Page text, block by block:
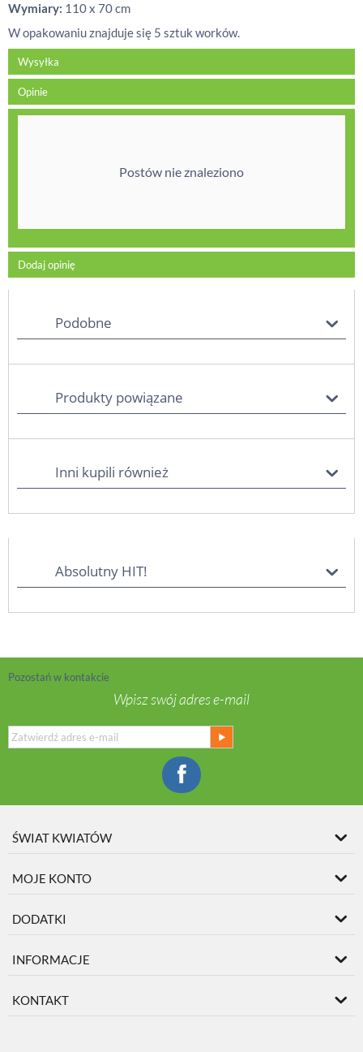
Wymiary: 110 x 70 cm
W opakowaniu znajduje się 5 sztuk worków.
Wysyłka
Opinie
Postów nie znaleziono
Dodaj opinię
Podobne
Produkty powiązane
Inni kupili również
Absolutny HIT!
Pozostań w kontakcie
Wpisz swój adres e-mail
ŚWIAT KWIATÓW
MOJE KONTO
DODATKI
INFORMACJE
KONTAKT